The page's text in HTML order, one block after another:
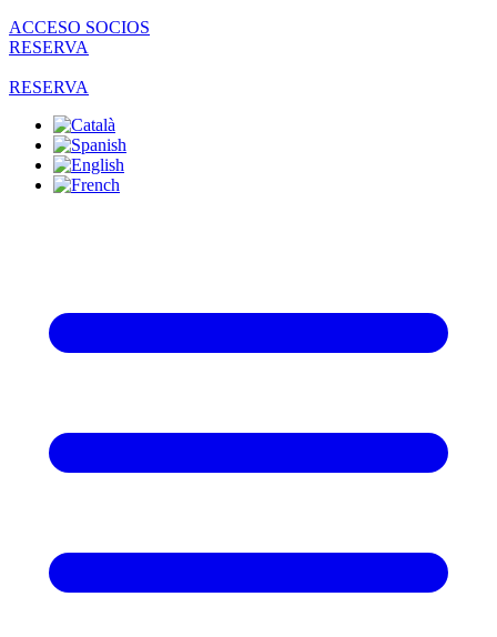
ACCESO SOCIOS
RESERVA
RESERVA